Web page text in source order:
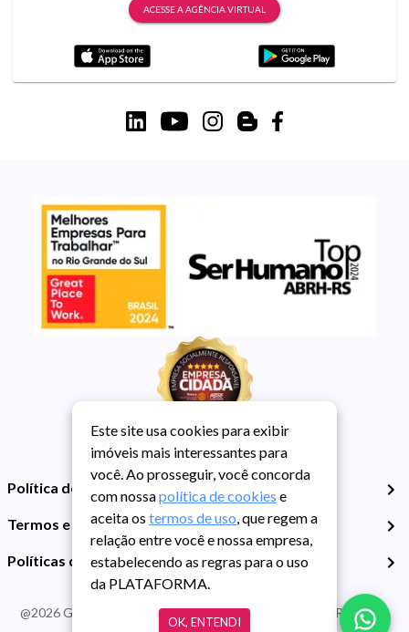
ACESSE A AGÊNCIA VIRTUAL
Política de Privacidade
Termos e Condições de Uso
Políticas de Cookies
@2026Guarida Imóvel. Todos os direitos reservados. CRECI RS -
Este site usa cookies para exibir
imóveis mais interessantes para
você. Ao prosseguir, você concorda
com nossapolítica de cookies e
aceita os termos de uso, que regem a
relação entre você e nossa empresa,
estabelecendo as regras para o uso
da PLATAFORMA.
OK, ENTENDI